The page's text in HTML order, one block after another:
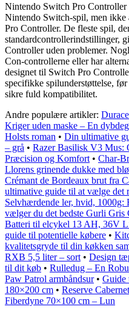
Nintendo Switch Pro Controller
Nintendo Switch-spil, men ikke
Pro Controller. De fleste spil,
standardcontrollerindstillinger,
Controller uden problemer.
Con-controllerne eller har
designet til Switch Pro
specifikke spilunderstøttelse,
sikre fuld kompatibilitet.
Andre populære artikler:
Kriger uden maske – En
Holsts roman • Din ultimative
– grå • Razer Basilisk V3 Mus:
Præcision og Komfort • Char-
Llorens grinende dukke med
Crémant de Bordeaux brut fra
ultimative guide til at vælge det
Selvhærdende ler, hvid, 1000g:
vælger du det bedste Gurli
Batteri til elcykel 13 AH, 36V
guide til potentielle købere •
kvalitetsgryde til din køkken
RXB 5,5 liter – sort • Design
til dit køb • Rulledug – En
Paw Patrol armbåndsur• Guide
180×200 cm • Reserve
Fiberdyne 70×100 cm – Lun